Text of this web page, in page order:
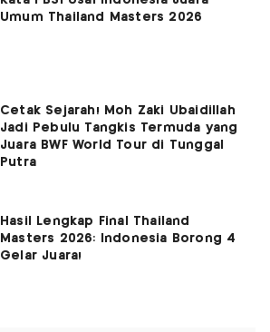
Umum Thailand Masters 2026
Cetak Sejarah! Moh Zaki Ubaidillah
Jadi Pebulu Tangkis Termuda yang
Juara BWF World Tour di Tunggal
Putra
Hasil Lengkap Final Thailand
Masters 2026: Indonesia Borong 4
Gelar Juara!